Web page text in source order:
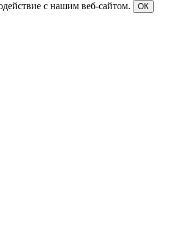
с нашим веб-сайтом.
ОК